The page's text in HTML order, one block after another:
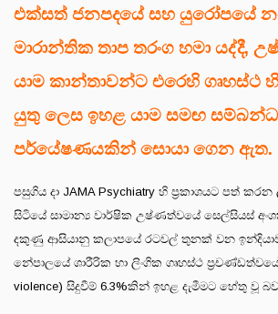
එක්සත් ජනපදයේ සහ යුරෝපයේ
මාරාන්තික තාප තරංග හමා යද්දී,
යාම කාන්තාවන්ට එරෙහි ගෘහස්ථ
යුතු ලෙස ඉහළ යාම සමඟ
පර්යේෂණයකින් සොයා ගෙන ඇත.
පසුගිය දා JAMA Psychiatry හි ප්‍රකාශයට පත්
සිටියේ සාමාන්‍ය වාර්ෂික උෂ්ණත්වයේ සෙල්සියස්
දකුණු ආසියානු කලාපයේ රටවල් තුනක් වන
නේපාලයේ ශාරීරික හා ලිංගික ගෘහස්ථ ප්‍රචණ්ඩත්වයේ
violence) සිදුවීම් 6.3%කින් ඉහළ දැමීමට හේතු වූ